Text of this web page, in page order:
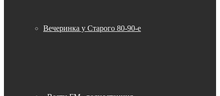
Вечеринка у Старого 80-90-е